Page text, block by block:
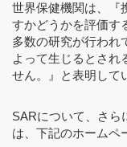
世界保健機関は、『
すかどうかを評価す
多数の研究が行われ
よって生じるとされ
せん。』と表明して
SARについて、さら
は、下記のホームペ